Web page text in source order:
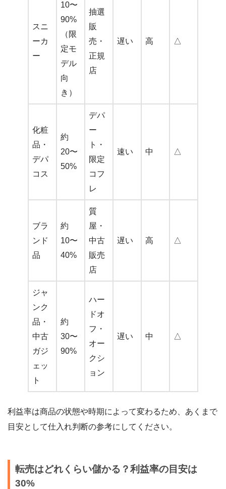
スニ
ーカ
ー
10〜
90%
（限
定モ
デル
向
き）
抽選
販
売・
正規
店
遅い 高 △
化粧
品・
デパ
コス
約
20〜
50%
デパ
ー
ト・
限定
コフ
レ
速い 中 △
ブラ
ンド
品
約
10〜
40%
質
屋・
中古
販売
店
遅い 高 △
ジャ
ンク
品・
中古
ガジ
ェッ
ト
約
30〜
90%
ハー
ドオ
フ・
オー
クシ
ョン
遅い 中 △
利益率は商品の状態や時期によって変わるため、あくまで
目安として仕入れ判断の参考にしてください。
転売はどれくらい儲かる？利益率の目安は
30%